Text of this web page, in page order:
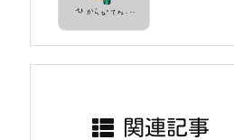
関連記事